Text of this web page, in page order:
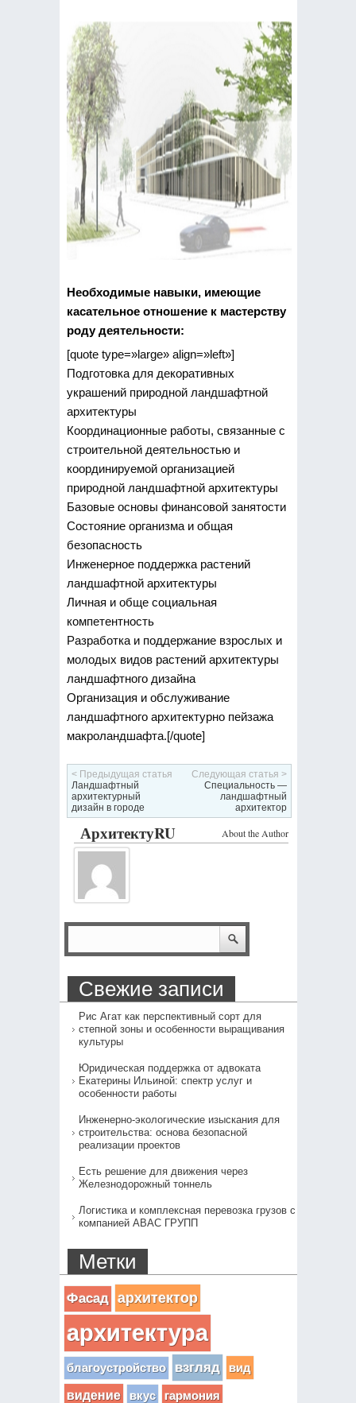
Необходимые навыки, имеющие
касательное отношение к мастерству
роду деятельности:
[quote type=»large» align=»left»]
Подготовка для декоративных
украшений природной ландшафтной
архитектуры
Координационные работы, связанные с
строительной деятельностью и
координируемой организацией
природной ландшафтной архитектуры
Базовые основы финансовой занятости
Состояние организма и общая
безопасность
Инженерное поддержка растений
ландшафтной архитектуры
Личная и обще социальная
компетентность
Разработка и поддержание взрослых и
молодых видов растений архитектуры
ландшафтного дизайна
Организация и обслуживание
ландшафтного архитектурно пейзажа
макроландшафта.[/quote]
< Предыдущая статья
Ландшафтный
архитектурный
дизайн в городе
Следующая статья >
Специальность —
ландшафтный
архитектор
About the Author
АрхитектуRU
Свежие записи
Рис Агат как перспективный сорт для
степной зоны и особенности выращивания
культуры
Юридическая поддержка от адвоката
Екатерины Ильиной: спектр услуг и
особенности работы
Инженерно-экологические изыскания для
строительства: основа безопасной
реализации проектов
Есть решение для движения через
Железнодорожный тоннель
Логистика и комплексная перевозка грузов с
компанией АВАС ГРУПП
Метки
Фасад архитектор
архитектура
благоустройство взгляд вид
видение вкус гармония